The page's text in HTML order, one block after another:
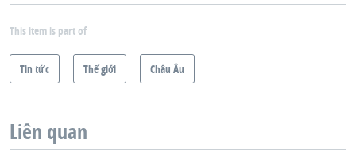
This item is part of
Tin tức Thế giới Châu Âu
Liên quan